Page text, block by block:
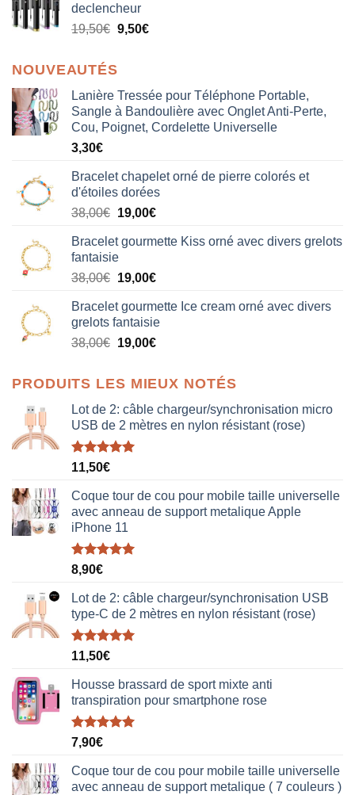
declencheur
19,50€ 9,50€
NOUVEAUTÉS
Lanière Tressée pour Téléphone Portable,
Sangle à Bandoulière avec Onglet Anti-Perte,
Cou, Poignet, Cordelette Universelle
3,30€
Bracelet chapelet orné de pierre colorés et
d'étoiles dorées
38,00€ Le
initial
était :
38,00€.
19,00€Le
actuel
19,00€.
Bracelet gourmette Kiss orné avec divers grelots
fantaisie
38,00€ Le
initial
était :
38,00€.
19,00€Le
actuel
est :
19,00€.
Bracelet gourmette Ice cream orné avec divers
grelots fantaisie
38,00€ Le
était :
38,00€.
19,00€Le
est :
19,00€.
PRODUITS LES MIEUX NOTÉS
Lot de 2: câble chargeur/synchronisation micro
USB de 2 mètres en nylon résistant (rose)
Note5.00
11,50€
Coque tour de cou pour mobile taille universelle
avec anneau de support metalique Apple
iPhone 11
Note5.00
8,90€
Lot de 2: câble chargeur/synchronisation USB
type-C de 2 mètres en nylon résistant (rose)
Note5.00
11,50€
Housse brassard de sport mixte anti
transpiration pour smartphone rose
Note5.00
7,90€
Coque tour de cou pour mobile taille universelle
avec anneau de support metalique ( 7 couleurs )